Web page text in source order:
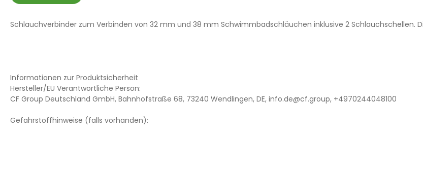
Schlauchverbinder zum Verbinden von 32 mm und 38 mm Schwimmbadschläuchen inklusive 2 Schlauchschellen.
Informationen zur Produktsicherheit
Hersteller/EU Verantwortliche Person:
CF Group Deutschland GmbH, Bahnhofstraße 68, 73240 Wendlingen, DE, info.de@cf.group, +4970244048100
Gefahrstoffhinweise (falls vorhanden):